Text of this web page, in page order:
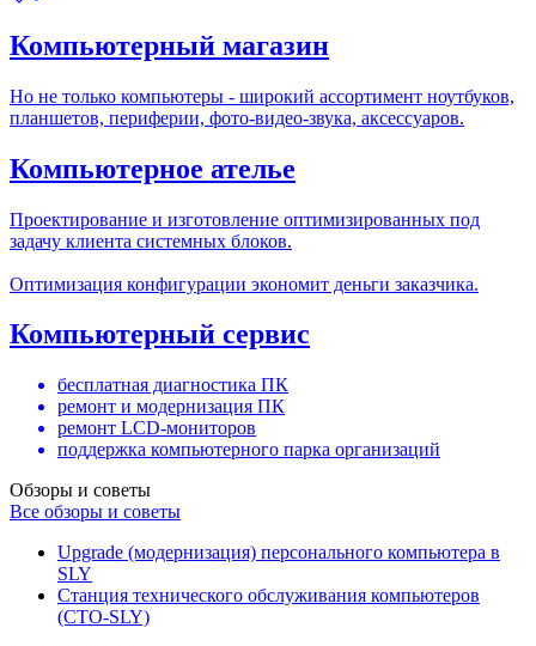
Компьютерный магазин
Но не только компьютеры - широкий ассортимент ноутбуков,
планшетов, периферии, фото-видео-звука, аксессуаров.
Компьютерное ателье
Проектирование и изготовление оптимизированных под
задачу клиента системных блоков.
Оптимизация конфигурации экономит деньги заказчика.
Компьютерный сервис
бесплатная диагностика ПК
ремонт и модернизация ПК
ремонт LCD-мониторов
поддержка компьютерного парка организаций
Обзоры и советы
Все обзоры и советы
Upgrade (модернизация) персонального компьютера в
SLY
Станция технического обслуживания компьютеров
(СТО-SLY)